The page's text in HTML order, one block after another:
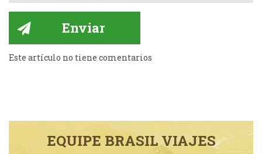
Este artículo no tiene comentarios
EQUIPE BRASIL VIAJES